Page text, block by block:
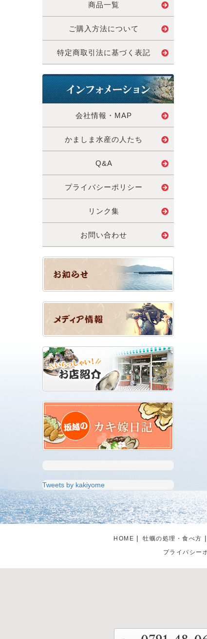
商品一覧
ご購入方法について
特定商取引法に基づく表記
会社情報・MAP
かましま水産の人たち
Q&A
プライバシーポリシー
リンク集
お問い合わせ
Tweets by kakiyome
HOME 牡蠣の処理・食べ方
プライパシー